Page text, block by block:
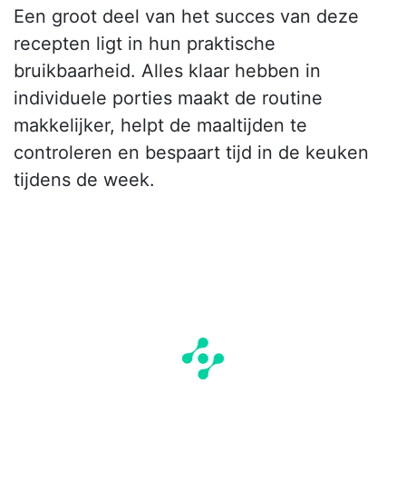
Een groot deel van het succes van deze
recepten ligt in hun praktische
bruikbaarheid. Alles klaar hebben in
individuele porties maakt de routine
makkelijker, helpt de maaltijden te
controleren en bespaart tijd in de keuken
tijdens de week.